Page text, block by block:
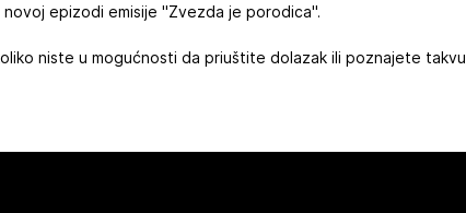
epizodi emisije "Zvezda je porodica".
niste u mogućnosti da priuštite dolazak ili poznajete takvu